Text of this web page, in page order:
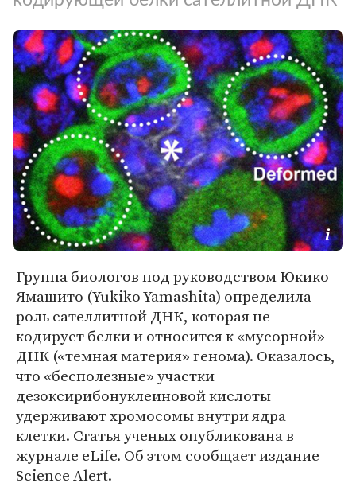
Группа биологов под руководством Юкико
Ямашито (Yukiko Yamashita) определила
роль сателлитной ДНК, которая не
кодирует белки и относится к «мусорной»
ДНК («темная материя» генома). Оказалось,
что «бесполезные» участки
дезоксирибонуклеиновой кислоты
удерживают хромосомы внутри ядра
клетки. Статья ученых опубликована в
журнале eLife. Об этом сообщает издание
Science Alert.